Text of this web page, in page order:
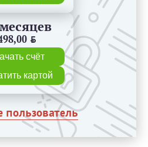
BYN
счёт
картой
пользователь